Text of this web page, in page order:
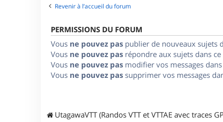
Revenir à l’accueil du forum
PERMISSIONS DU FORUM
Vous ne pouvez pas publier de nouveaux sujets
Vous ne pouvez pas répondre aux sujets dans
Vous ne pouvez pas modifier vos messages
Vous ne pouvez pas supprimer vos messages
UtagawaVTT (Randos VTT et VTTAE avec traces